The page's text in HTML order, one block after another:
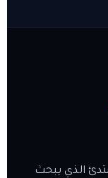
الذي يبحث